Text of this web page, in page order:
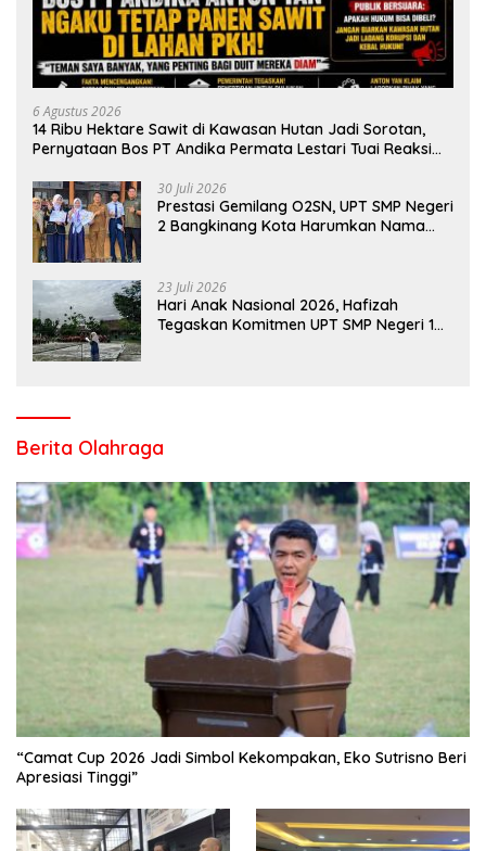
6 Agustus 2026
14 Ribu Hektare Sawit di Kawasan Hutan Jadi Sorotan,
Pernyataan Bos PT Andika Permata Lestari Tuai Reaksi
30 Juli 2026
Prestasi Gemilang O2SN, UPT SMP Negeri
2 Bangkinang Kota Harumkan Nama
23 Juli 2026
Hari Anak Nasional 2026, Hafizah
Tegaskan Komitmen UPT SMP Negeri 1
Berita Olahraga
“Camat Cup 2026 Jadi Simbol Kekompakan, Eko Sutrisno Beri
Apresiasi Tinggi”